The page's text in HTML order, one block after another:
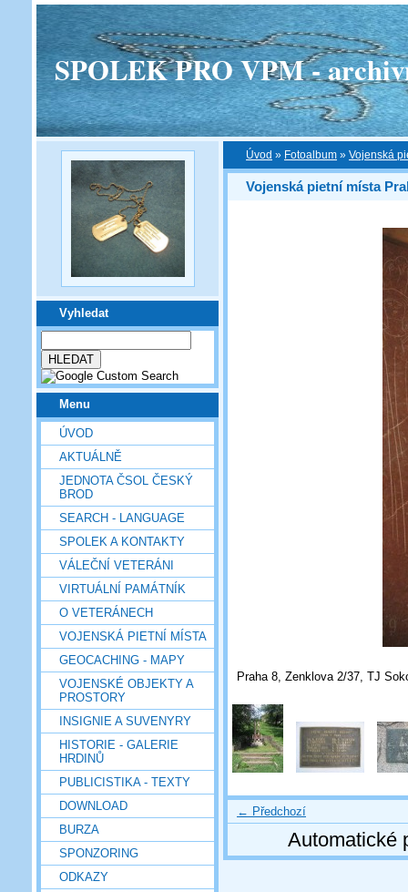
SPOLEK PRO VPM -
Vyhledat
Menu
ÚVOD
AKTUÁLNĚ
JEDNOTA ČSOL ČESKÝ
BROD
SEARCH - LANGUAGE
SPOLEK A KONTAKTY
VÁLEČNÍ VETERÁNI
VIRTUÁLNÍ PAMÁTNÍK
O VETERÁNECH
VOJENSKÁ PIETNÍ MÍSTA
GEOCACHING - MAPY
VOJENSKÉ OBJEKTY A
PROSTORY
INSIGNIE A SUVENYRY
HISTORIE - GALERIE
HRDINŮ
PUBLICISTIKA - TEXTY
DOWNLOAD
BURZA
SPONZORING
ODKAZY
Úvod » Fotoalbum » Vojenská
Vojenská pietní místa
Praha 8, Zenklova 2/37, TJ
← Předchozí
Automatické